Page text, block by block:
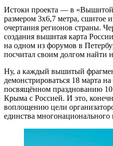
Истоки проекта — в «Вышитой
размером 3х6,7 метра, сшитое
очертания регионов страны.
создания вышитая карта
на одном из форумов в
посчитал своим долгом найти
Ну, а каждый вышитый
демонстрироваться 18 марта
посвящённом празднованию
Крыма с Россией. И это,
воплощению цели
единства